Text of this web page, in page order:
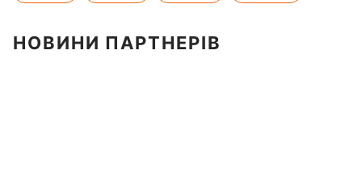
НОВИНИ ПАРТНЕРІВ